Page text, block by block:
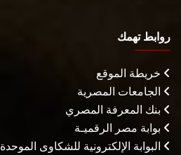
روابط تهمك
خريطة الموقع
الجامعات المصرية
بنك المعرفة المصري
بوابة مصر الرقميـة
البوابة الإلكترونية للشكاوى الموحدة